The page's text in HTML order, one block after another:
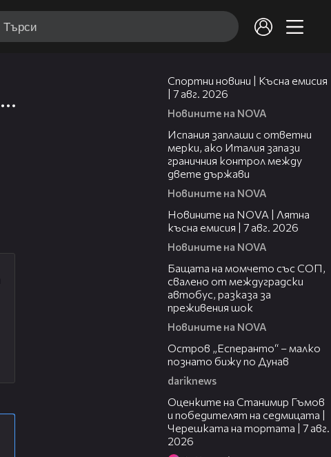
Спортни новини | Късна емисия
| 7 авг. 2026
Новините на NOVA
Испания заплаши с ответни
мерки, ако Италия запази
граничния контрол между
двете държави
Новините на NOVA
Новините на NOVA | Лятна
късна емисия | 7 авг. 2026
Новините на NOVA
Бащата на момчето със СОП,
свалено от междуградски
автобус, разказа за
преживения шок
Новините на NOVA
Остров „Есперанто“ – малко
познато бижу по Дунав
dariknews
Оценките на Станимир Гъмов
и победителят на седмицата |
Черешката на тортата | 7 авг.
2026